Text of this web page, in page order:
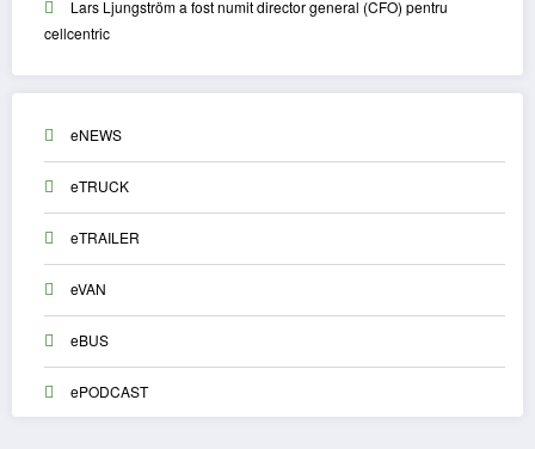
Lars Ljungström a fost numit director general (CFO) pentru
cellcentric
eNEWS
eTRUCK
eTRAILER
eVAN
eBUS
ePODCAST